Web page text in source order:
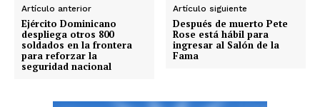
Artículo anterior
Ejército Dominicano
despliega otros 800
soldados en la frontera
para reforzar la
seguridad nacional
Artículo siguiente
Después de muerto Pete
Rose está hábil para
ingresar al Salón de la
Fama